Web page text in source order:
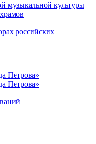
музыкальной культуры
российских
Петрова»
Петрова»